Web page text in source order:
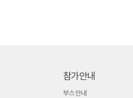
참가안내
부스안내